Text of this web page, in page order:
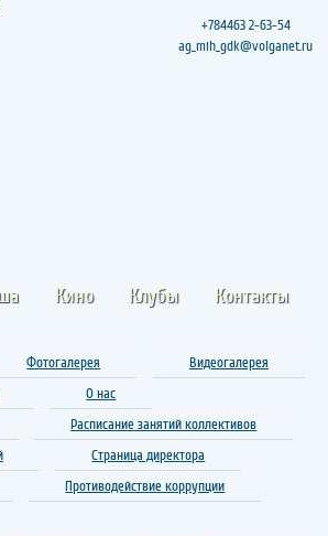
+784463 2-63-54
ag_mih_gdk@volganet.ru
Кино Клубы Контакты
Фотогалерея
Видеогалерея
О нас
Расписание занятий коллективов
Страница директора
Противодействие коррупции